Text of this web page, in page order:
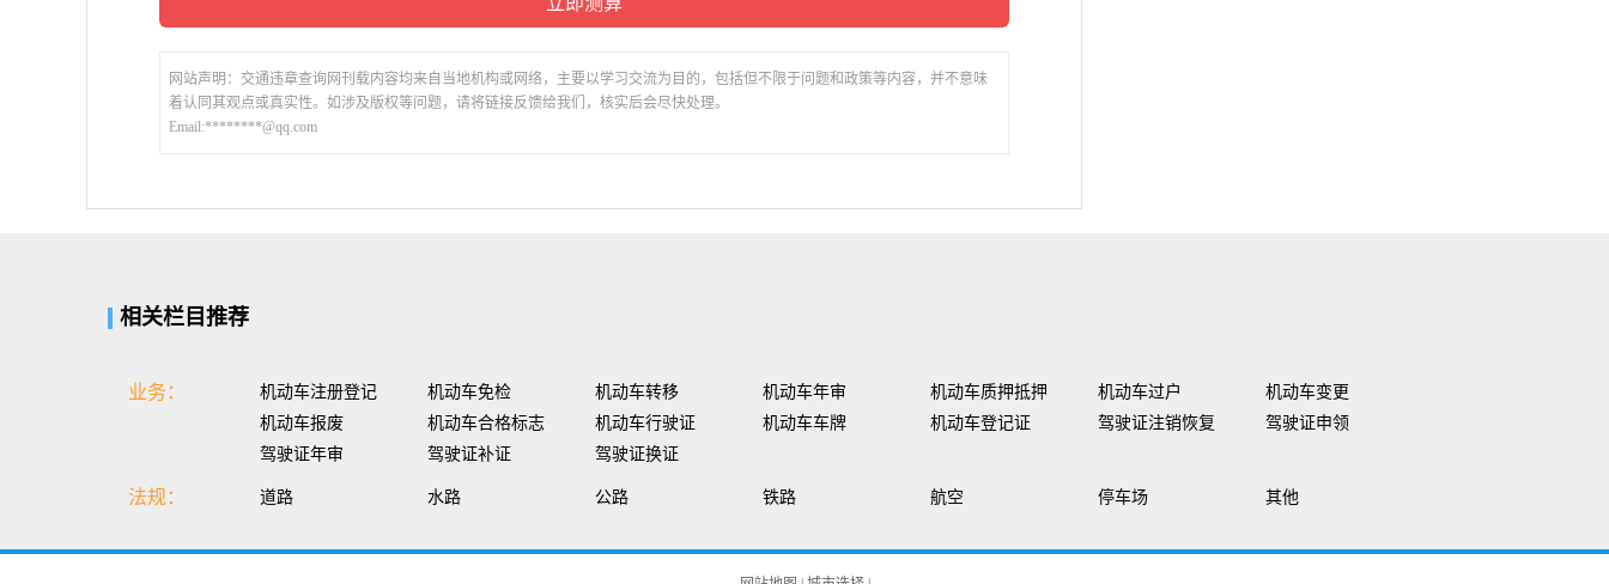
网站声明：交通违章查询网刊载内容均来自当地机构或网络，主要以学习交流为目的，包括但不限于问题和政策等内容，并不意味
着认同其观点或真实性。如涉及版权等问题，请将链接反馈给我们，核实后会尽快处理。
Email:********@qq.com
相关栏目推荐
业务： 机动车注册登记 机动车免检 机动车转移 机动车年审 机动车质押抵押 机动车过户
机动车变更
机动车报废
机动车合格标志 机动车行驶证 机动车车牌 机动车登记证 驾驶证注销恢复
驾驶证申领
驾驶证年审
驾驶证补证 驾驶证换证
法规： 道路 水路 公路 铁路 航空 停车场 其他